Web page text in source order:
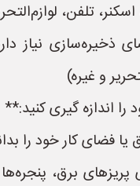
اسکنر، تلفن،
ذخیره‌سازی نیاز
و غیره)
اندازه گیری کنید:**
یا فضای کار خود را
برق،